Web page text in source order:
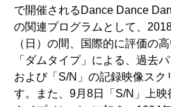
で開催されるDance Dance
の関連プログラムとして、
（日）の間、国際的に評価の
「ダムタイプ」による、過去
および「S/N」の記録映像スク
す。また、9月8日「S/N」上